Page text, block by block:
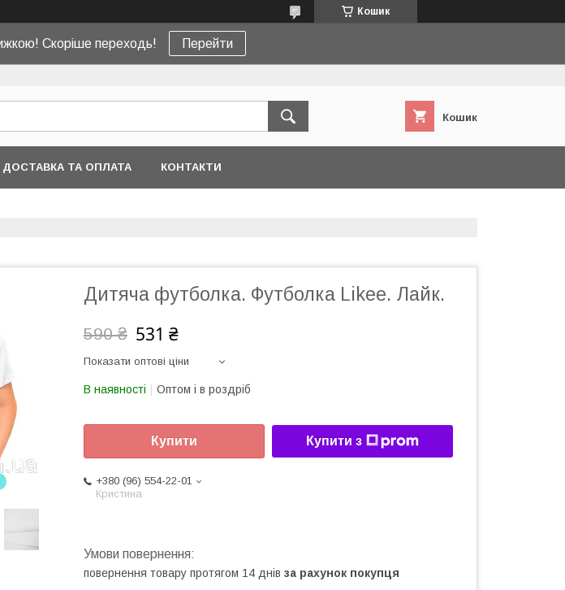
Кошик
Скоріше переходь! Перейти
Кошик
ДОСТАВКА ТА ОПЛАТА КОНТАКТИ
Дитяча футболка. Футболка Likee. Лайк.
590 ₴ 531 ₴
Показати оптові ціни
В наявності Оптом і в роздріб
Купити Купити з
+380 (96) 554-22-01
Кристина
повернення товару протягом 14 днів за рахунок покупця